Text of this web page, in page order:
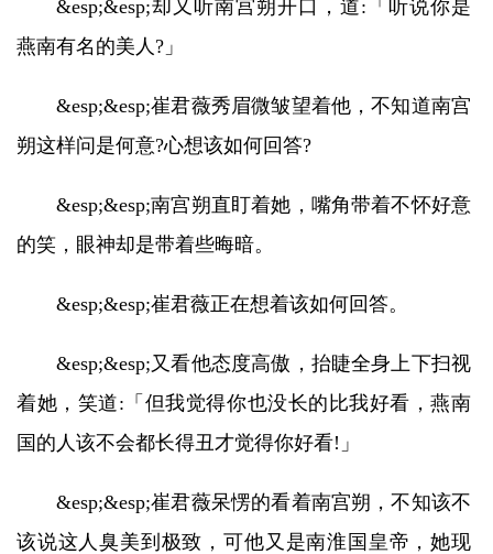
&esp;&esp;却又听南宫朔开口，道:「听说你是
燕南有名的美人?」
&esp;&esp;崔君薇秀眉微皱望着他，不知道南宫
朔这样问是何意?心想该如何回答?
&esp;&esp;南宫朔直盯着她，嘴角带着不怀好意
的笑，眼神却是带着些晦暗。
&esp;&esp;崔君薇正在想着该如何回答。
&esp;&esp;又看他态度高傲，抬睫全身上下扫视
着她，笑道:「但我觉得你也没长的比我好看，燕南
国的人该不会都长得丑才觉得你好看!」
&esp;&esp;崔君薇呆愣的看着南宫朔，不知该不
该说这人臭美到极致，可他又是南淮国皇帝，她现